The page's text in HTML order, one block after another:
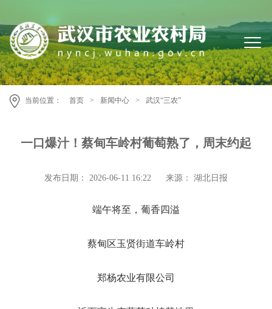
当前位置： 首页 > 新闻中心 > 武汉“三农”
一口爆汁！蔡甸车岭村葡萄熟了，周末约起
发布日期： 2026-06-11 16:22 来源： 湖北日报
端午将至，葡香四溢
蔡甸区玉贤街道车岭村
郑杨农业有限公司